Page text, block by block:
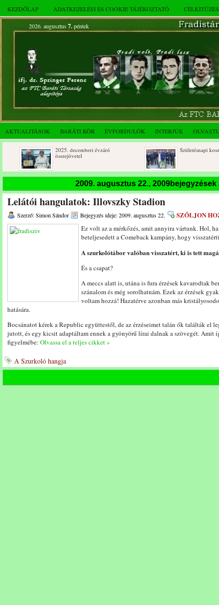
KEZDŐLAP ADATKEZELÉSI ÉS COOKIE TÁJÉKOZTATÓ
2026. augusztus 7.péntek
AKTUALITÁSOK BARÁTI KÖR ÉVFORDULÓK INTERJÚK
2025. decemberi évzáró
összejövetel
Születésnapi koszorúzások
2009. augusztus 22.,
Lelátói hangulatok: Illovszky Stadion
Szerző: Simon Sándor Bejegyzés ideje: 2009. augusztus 22. SZÓLJON
Ez volt az a mérkőzés, amit annyira vártunk. Hol,
beteljesedett a Comeback kampány, hogy
A szurkolótábor valóban visszatért, ki is tett
És a csapat?
A meccs alatt is, utána is fura érzések kavarodtak
szánalom és még sorolhatnám. Ezek az érzések
voltam hozzá! Hazatérve azonban más
hatására.
Bocsánatot kérek a Republic együttestől, de az érzéseimet talán ők találták el
jutott, és egy kicsit adaptáltam ennek a gyönyörű lírai dalnak a szövegét. Amit
figyelmébe: Olvassa el a teljes cikket »
A Szurkoló hangja